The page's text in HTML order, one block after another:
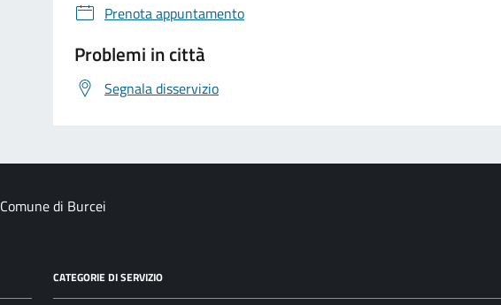
Prenota appuntamento
Problemi in città
Segnala disservizio
Comune di Burcei
CATEGORIE DI SERVIZIO